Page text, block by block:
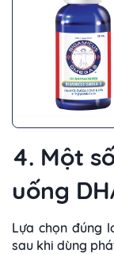
4. Một
uống
Lựa chọn đúng
sau khi dùng